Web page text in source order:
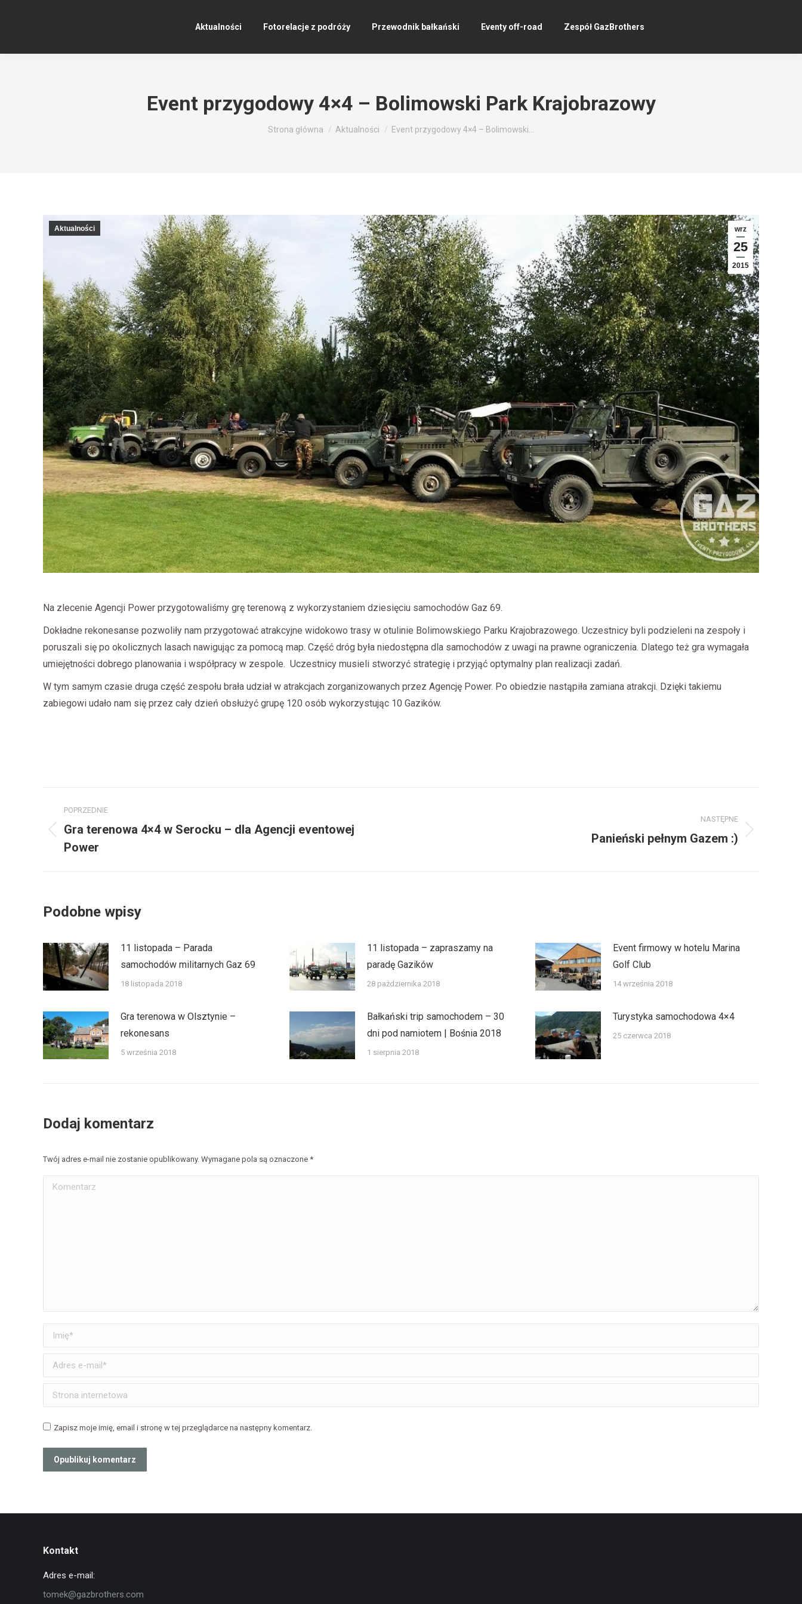
Aktualności Fotorelacje z podróży Przewodnik bałkański Eventy off-road Zespół GazBrothers
Event przygodowy 4×4 – Bolimowski Park Krajobrazowy
Jesteś tutaj:
Strona główna Aktualności Event przygodowy 4×4 – Bolimowski…
wrz
25
2015
Aktualności
Na zlecenie Agencji Power przygotowaliśmy grę terenową z wykorzystaniem dziesięciu samochodów Gaz 69.
Dokładne rekonesanse pozwoliły nam przygotować atrakcyjne widokowo trasy w otulinie Bolimowskiego Parku Krajobrazowego. Uczestnicy byli podzieleni na zespoły i
poruszali się po okolicznych lasach nawigując za pomocą map. Część dróg była niedostępna dla samochodów z uwagi na prawne ograniczenia. Dlatego też gra wymagała
umiejętności dobrego planowania i współpracy w zespole. Uczestnicy musieli stworzyć strategię i przyjąć optymalny plan realizacji zadań.
W tym samym czasie druga część zespołu brała udział w atrakcjach zorganizowanych przez Agencję Power. Po obiedzie nastąpiła zamiana atrakcji. Dzięki takiemu
zabiegowi udało nam się przez cały dzień obsłużyć grupę 120 osób wykorzystując 10 Gazików.
wpisów
POPRZEDNIE
Poprzedni
wpis:
Gra terenowa 4×4 w Serocku – dla Agencji eventowej
Power
NASTĘPNE
Panieński pełnym Gazem :)
Podobne wpisy
11 listopada – Parada
samochodów militarnych Gaz 69
18 listopada 2018
11 listopada – zapraszamy na
paradę Gazików
28 października 2018
Event firmowy w hotelu Marina
Golf Club
14 września 2018
Gra terenowa w Olsztynie –
rekonesans
5 września 2018
Bałkański trip samochodem – 30
dni pod namiotem | Bośnia 2018
1 sierpnia 2018
Turystyka samochodowa 4×4
25 czerwca 2018
Dodaj komentarz
Twój adres e-mail nie zostanie opublikowany. Wymagane pola są oznaczone *
Komentarz
Imię *
Adres e-mail *
Strona internetowa
Zapisz moje imię, email i stronę w tej przeglądarce na następny komentarz.
Opublikuj komentarz
Kontakt
Adres e-mail:
tomek@gazbrothers.com